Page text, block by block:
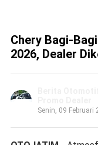
Chery Bagi-
2026, Dealer
Senin, 09 Februari